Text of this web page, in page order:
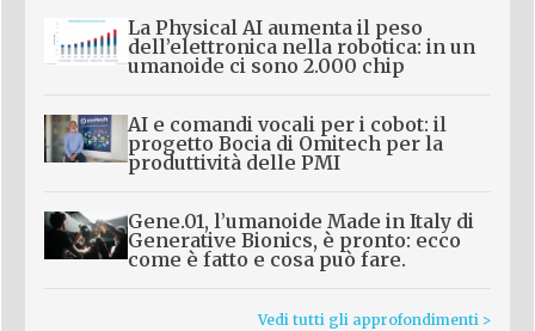
La Physical AI aumenta il peso
dell’elettronica nella robotica: in un
umanoide ci sono 2.000 chip
AI e comandi vocali per i cobot: il
progetto Bocia di Omitech per la
produttività delle PMI
Gene.01, l’umanoide Made in Italy di
Generative Bionics, è pronto: ecco
come è fatto e cosa può fare.
Vedi tutti gli approfondimenti >